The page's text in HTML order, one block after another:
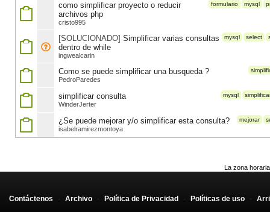
formulario mysql
como simplificar proyecto o reducir
archivos php
cristo995
mysql select
[SOLUCIONADO] Simplificar varias consultas
dentro de while
ingwealcarin
Como se puede simplificar una busqueda ?
PedroParedes
mysql
simplificar consulta
WinderJerter
mejorar
¿Se puede mejorar y/o simplificar esta consulta?
isabelramirezmontoya
La zona
Contáctenos - Archivo - Política de Privacidad - Políticas de uso -